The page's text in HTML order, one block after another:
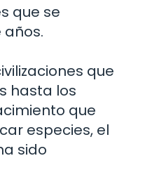
que se
que
hasta los
que
especies, el
sido